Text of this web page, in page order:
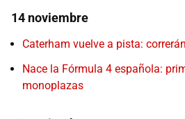
14 noviembre
Caterham vuelve a pista:
Nace la Fórmula 4 española:
monoplazas